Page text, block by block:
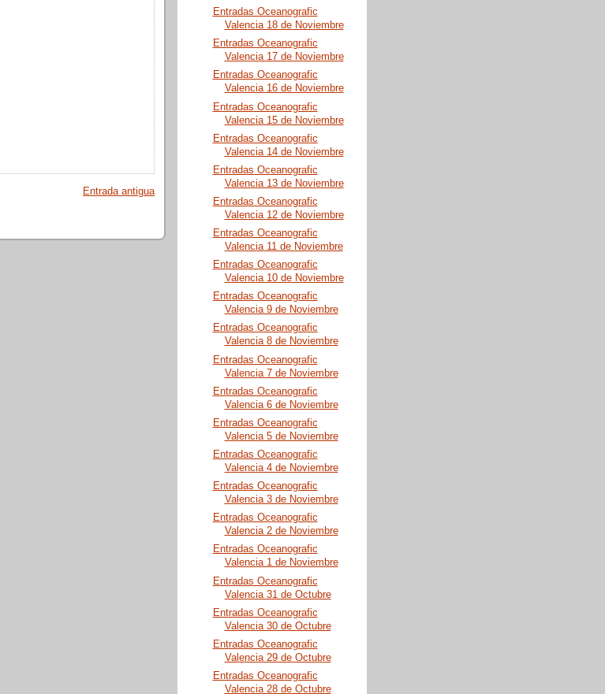
Entrada antigua
Entradas Oceanografic
Valencia 18 de Noviembre
Entradas Oceanografic
Valencia 17 de Noviembre
Entradas Oceanografic
Valencia 16 de Noviembre
Entradas Oceanografic
Valencia 15 de Noviembre
Entradas Oceanografic
Valencia 14 de Noviembre
Entradas Oceanografic
Valencia 13 de Noviembre
Entradas Oceanografic
Valencia 12 de Noviembre
Entradas Oceanografic
Valencia 11 de Noviembre
Entradas Oceanografic
Valencia 10 de Noviembre
Entradas Oceanografic
Valencia 9 de Noviembre
Entradas Oceanografic
Valencia 8 de Noviembre
Entradas Oceanografic
Valencia 7 de Noviembre
Entradas Oceanografic
Valencia 6 de Noviembre
Entradas Oceanografic
Valencia 5 de Noviembre
Entradas Oceanografic
Valencia 4 de Noviembre
Entradas Oceanografic
Valencia 3 de Noviembre
Entradas Oceanografic
Valencia 2 de Noviembre
Entradas Oceanografic
Valencia 1 de Noviembre
Entradas Oceanografic
Valencia 31 de Octubre
Entradas Oceanografic
Valencia 30 de Octubre
Entradas Oceanografic
Valencia 29 de Octubre
Entradas Oceanografic
Valencia 28 de Octubre